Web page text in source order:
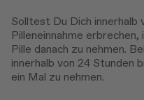
Solltest Du Dich innerhalb
Pilleneinnahme
Pille danach zu nehmen.
innerhalb von 24 Stunden
ein Mal zu nehmen.